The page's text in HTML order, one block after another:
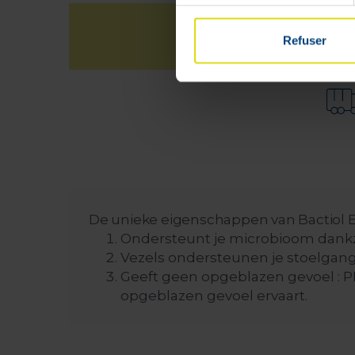
Refuser
De unieke eigenschappen van Bactiol
Ondersteunt je microbioom
Vezels ondersteunen je
Geeft geen opgeblazen gevoel :
opgeblazen gevoel ervaart.